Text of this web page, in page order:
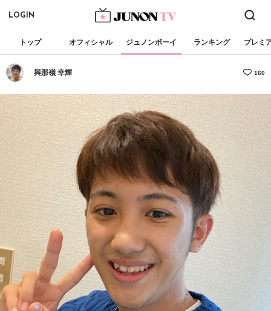
LOGIN
トップ オフィシャル ジュノンボーイ ランキング プレミ
與那嶺 幸輝 160